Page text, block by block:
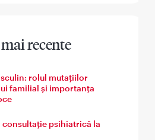
recente
rolul mutațiilor
familial și importanța
consultație psihiatrică la